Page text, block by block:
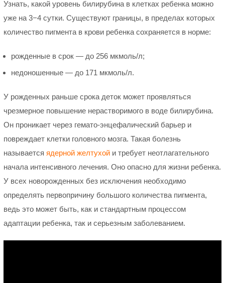
Узнать, какой уровень билирубина в клетках ребенка можно
уже на 3−4 сутки. Существуют границы, в пределах которых
количество пигмента в крови ребенка сохраняется в норме:
рожденные в срок — до 256 мкмоль/л;
недоношенные — до 171 мкмоль/л.
У рожденных раньше срока деток может проявляться
чрезмерное повышение нерастворимого в воде билирубина.
Он проникает через гемато-энцефалический барьер и
повреждает клетки головного мозга. Такая болезнь
называетсяядерной желтухой и требует неотлагательного
начала интенсивного лечения. Оно опасно для жизни ребенка.
У всех новорожденных без исключения необходимо
определять первопричину большого количества пигмента,
ведь это может быть, как и стандартным процессом
адаптации ребенка, так и серьезным заболеванием.